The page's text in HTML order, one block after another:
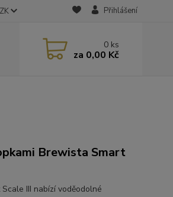
Přihlášení
0 ks
za 0,00 Kč
Brewista Smart
III nabízí voděodolné